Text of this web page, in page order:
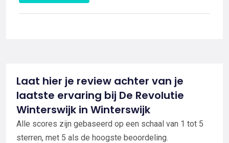
Laat hier je review achter van je
laatste ervaring bij De Revolutie
Winterswijk in Winterswijk
Alle scores zijn gebaseerd op een schaal van 1 tot 5
sterren, met 5 als de hoogste beoordeling.